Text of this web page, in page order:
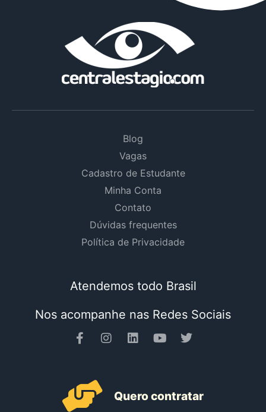
Blog
Vagas
Cadastro de Estudante
Minha Conta
Contato
Dúvidas frequentes
Política de Privacidade
Atendemos todo Brasil
Nos acompanhe nas Redes Sociais
Quero contratar